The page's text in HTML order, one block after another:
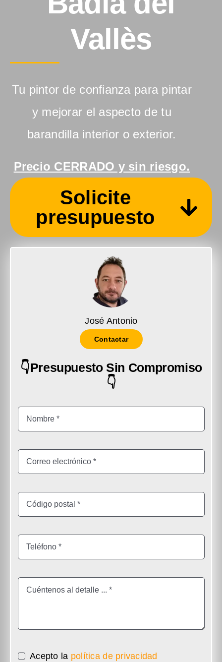
Vallès
Tu pintor de confianza para pintar
y mejorar el aspecto de tu
barandilla interior o exterior.
Precio CERRADO y sin riesgo.
Solicite
presupuesto
José Antonio
Contactar
👇Presupuesto Sin Compromiso
👇
Acepto la política de privacidad